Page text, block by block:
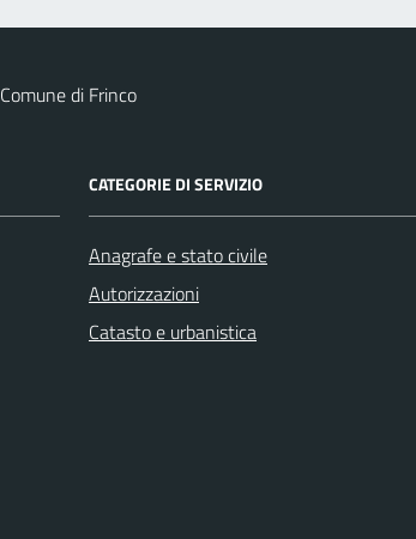
Comune di Frinco
CATEGORIE DI SERVIZIO
Anagrafe e stato civile
Autorizzazioni
Catasto e urbanistica